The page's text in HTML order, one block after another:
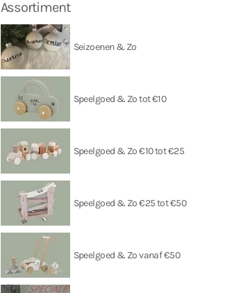
Assortiment
Seizoenen & Zo
Speelgoed & Zo tot €10
Speelgoed & Zo €10 tot €25
Speelgoed & Zo €25 tot €50
Speelgoed & Zo vanaf €50